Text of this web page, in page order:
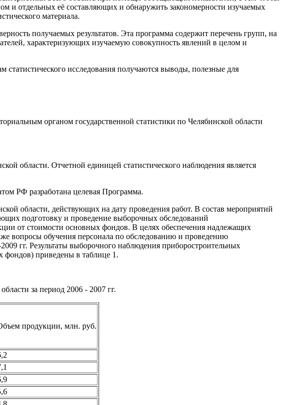
и отдельных её составляющих и обнаружить закономерности изучаемых
материала.
получаемых результатов. Эта программа содержит перечень групп, на
характеризующих изучаемую совокупность явлений в целом и
статистического исследования получаются выводы, полезные для
органом государственной статистики по Челябинской области
области. Отчетной единицей статистического наблюдения является
РФ разработана целевая Программа.
области, действующих на дату проведения работ. В состав мероприятий
подготовку и проведение выборочных обследований
от стоимости основных фондов. В целях обеспечения надлежащих
вопросы обучения персонала по обследованию и проведению
гг. Результаты выборочного наблюдения приборостроительных
фондов) приведены в таблице 1.
за период 2006 - 2007 гг.
продукции, млн. руб.